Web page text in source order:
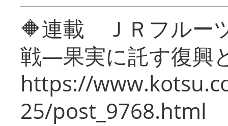
🔶連載 ＪＲフルー
戦―果実に託す復興
https://
25/post_9768.html